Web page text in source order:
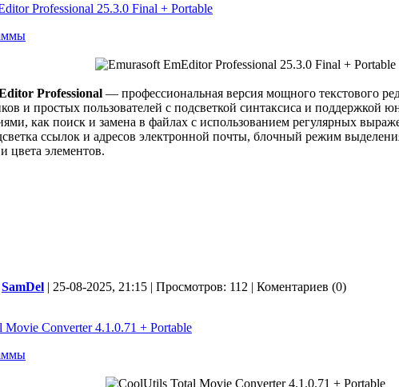
Professional 25.3.0 Final + Portable
Professional — профессиональная версия мощного текстового
и простых пользователей с подсветкой синтаксиса и поддержкой
как поиск и замена в файлах с использованием регулярных
ссылок и адресов электронной почты, блочный режим
цвета элементов.
SamDel | 25-08-2025, 21:15 | Просмотров: 112 | Коментариев (0)
Movie Converter 4.1.0.71 + Portable